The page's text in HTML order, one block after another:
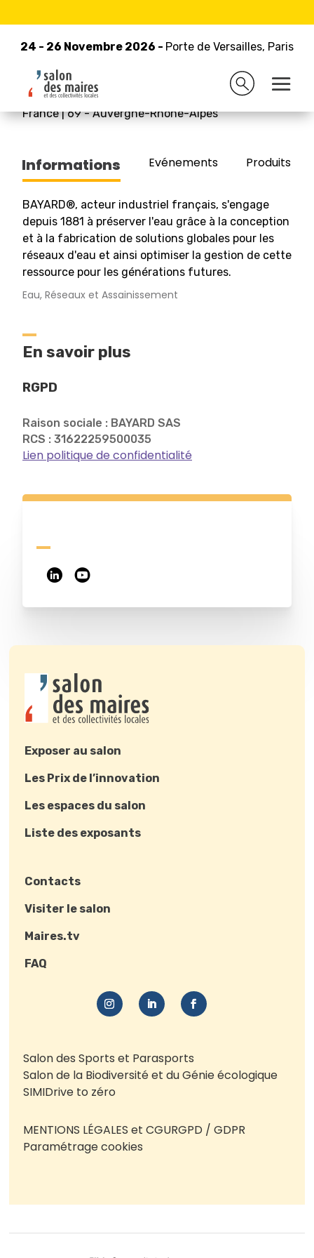
24 - 26 Novembre 2026 - Porte de Versailles, Paris
24 - 26 Novembre 2026 - Porte de Versailles, Paris
Retour à la liste des exposants
BAYARD
France|69-Auvergne-Rhône-Alpes
Informations Evénements Produits/
BAYARD®, acteur industriel français, s'engage
depuis 1881 à préserver l'eau grâce à la conception
et à la fabrication de solutions globales pour les
réseaux d'eau et ainsi optimiser la gestion de cette
ressource pour les générations futures.
Eau, Réseaux et Assainissement
En savoir plus
RGPD
Raison sociale : BAYARD SAS
RCS : 31622259500035
Lien politique de confidentialité
Exposer au salon
Les Prix de l’innovation
Les espaces du salon
Liste des exposants
Contacts
Visiter le salon
Maires.tv
FAQ
Salon des Sports et Parasports
Salon de la Biodiversité et du Génie écologique
SIMIDrive to zéro
MENTIONS LÉGALES et CGURGPD / GDPR
Paramétrage cookies